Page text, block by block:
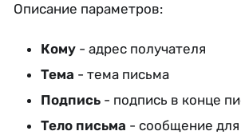
Описание параметров:
Кому - адрес получателя
Тема - тема письма
Подпись - подпись в конце
Тело письма - сообщение для